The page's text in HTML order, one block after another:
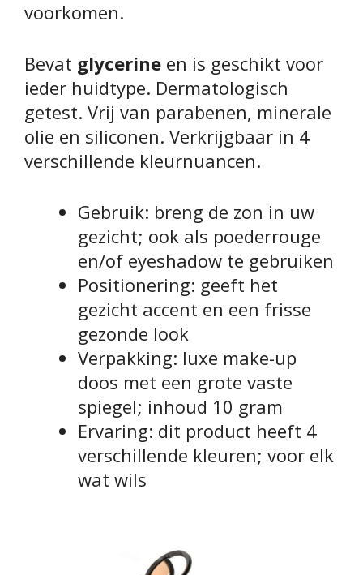
voorkomen.
Bevat glycerine en is geschikt voor
ieder huidtype. Dermatologisch
getest. Vrij van parabenen, minerale
olie en siliconen. Verkrijgbaar in 4
verschillende kleurnuancen.
Gebruik: breng de zon in uw
gezicht; ook als poederrouge
en/of eyeshadow te gebruiken
Positionering: geeft het
gezicht accent en een frisse
gezonde look
Verpakking: luxe make-up
doos met een grote vaste
spiegel; inhoud 10 gram
Ervaring: dit product heeft 4
verschillende kleuren; voor elk
wat wils